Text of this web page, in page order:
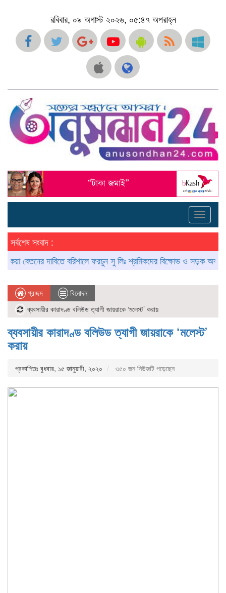
রবিবার, ০৯ অগাস্ট ২০২৬, ০৫:৪৭ অপরাহ্ন
Toggle
সর্বশেষ সংবাদ :
বেতনের দাবিতে বরিশালে ফরচুন সু লিঃ শ্রমিকদের বিক্ষোভ ও সড়ক অবরোধ
প্রচ্ছদ
বিনোদন
ব্যবসায়ীর কারাদণ্ড বলিউড ত্যাগী জায়রাকে ‘মলেস্ট’ করায়
ব্যবসায়ীর কারাদণ্ড বলিউড ত্যাগী জায়রাকে ‘মলেস্ট’
করায়
প্রকাশিতঃ বুধবার, ১৫ জানুয়ারী, ২০২০ ৩৫০ জন নিউজটি পড়েছেন